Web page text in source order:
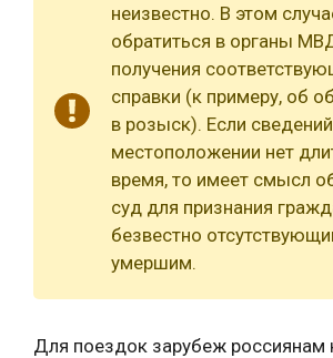
неизвестно. В этом
обратиться в органы
получения
справки (к примеру, об
в розыск). Если
местоположении нет
время, то имеет смысл
суд для признания
безвестно
умершим.
Для поездок зарубеж россиянам